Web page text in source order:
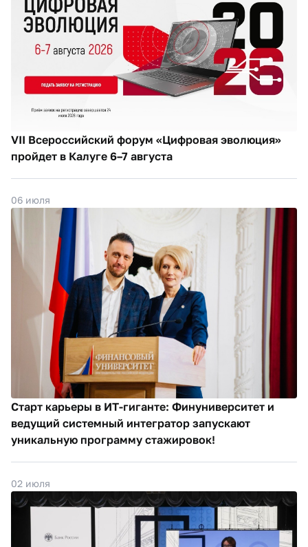
VII Всероссийский форум «Цифровая эволюция»
пройдет в Калуге 6–7 августа
06 июля
Старт карьеры в ИТ-гиганте: Финуниверситет и
ведущий системный интегратор запускают
уникальную программу стажировок!
02 июля